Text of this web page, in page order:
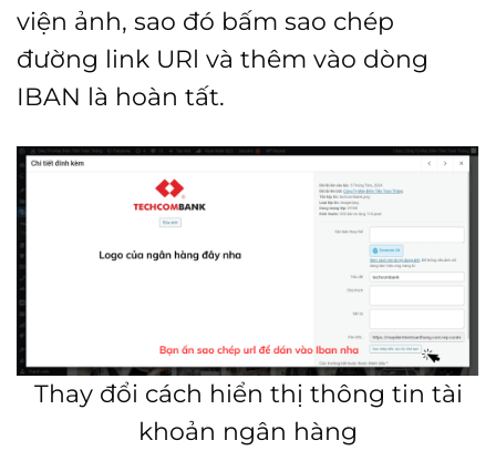
viện ảnh, sao đó bấm sao chép
đường link URl và thêm vào dòng
IBAN là hoàn tất.
Thay đổi cách hiển thị thông tin tài
khoản ngân hàng